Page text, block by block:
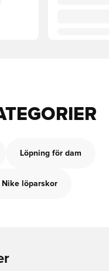
Löpning för dam
Nike löparskor